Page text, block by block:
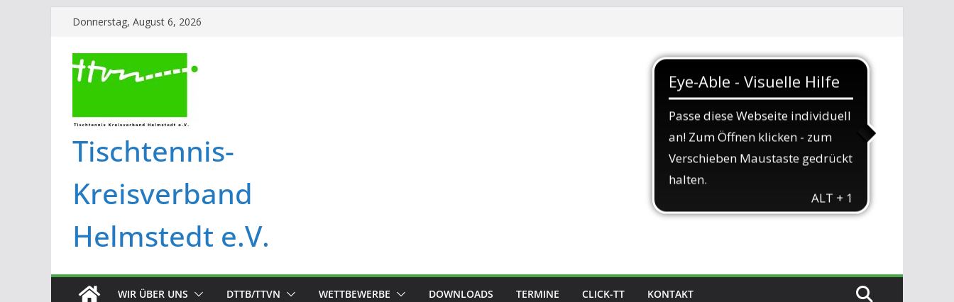
Donnerstag, August 6, 2026
Tischtennis-
Kreisverband
Helmstedt e.V.
WIR ÜBER UNS DTTB/TTVN WETTBEWERBE DOWNLOADS TERMINE CLICK-TT KONTAKT